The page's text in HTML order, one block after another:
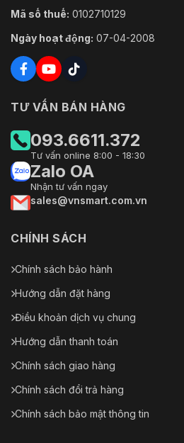
Mã số thuế: 0102710129
Ngày hoạt động: 07-04-2008
TƯ VẤN BÁN HÀNG
093.6611.372
Tư vấn online 8:00 - 18:30
Zalo OA
Nhận tư vấn ngay
sales@vnsmart.com.vn
CHÍNH SÁCH
Chính sách bảo hành
Hướng dẫn đặt hàng
Điều khoản dịch vụ chung
Hướng dẫn thanh toán
Chính sách giao hàng
Chính sách đổi trả hàng
Chính sách bảo mật thông tin